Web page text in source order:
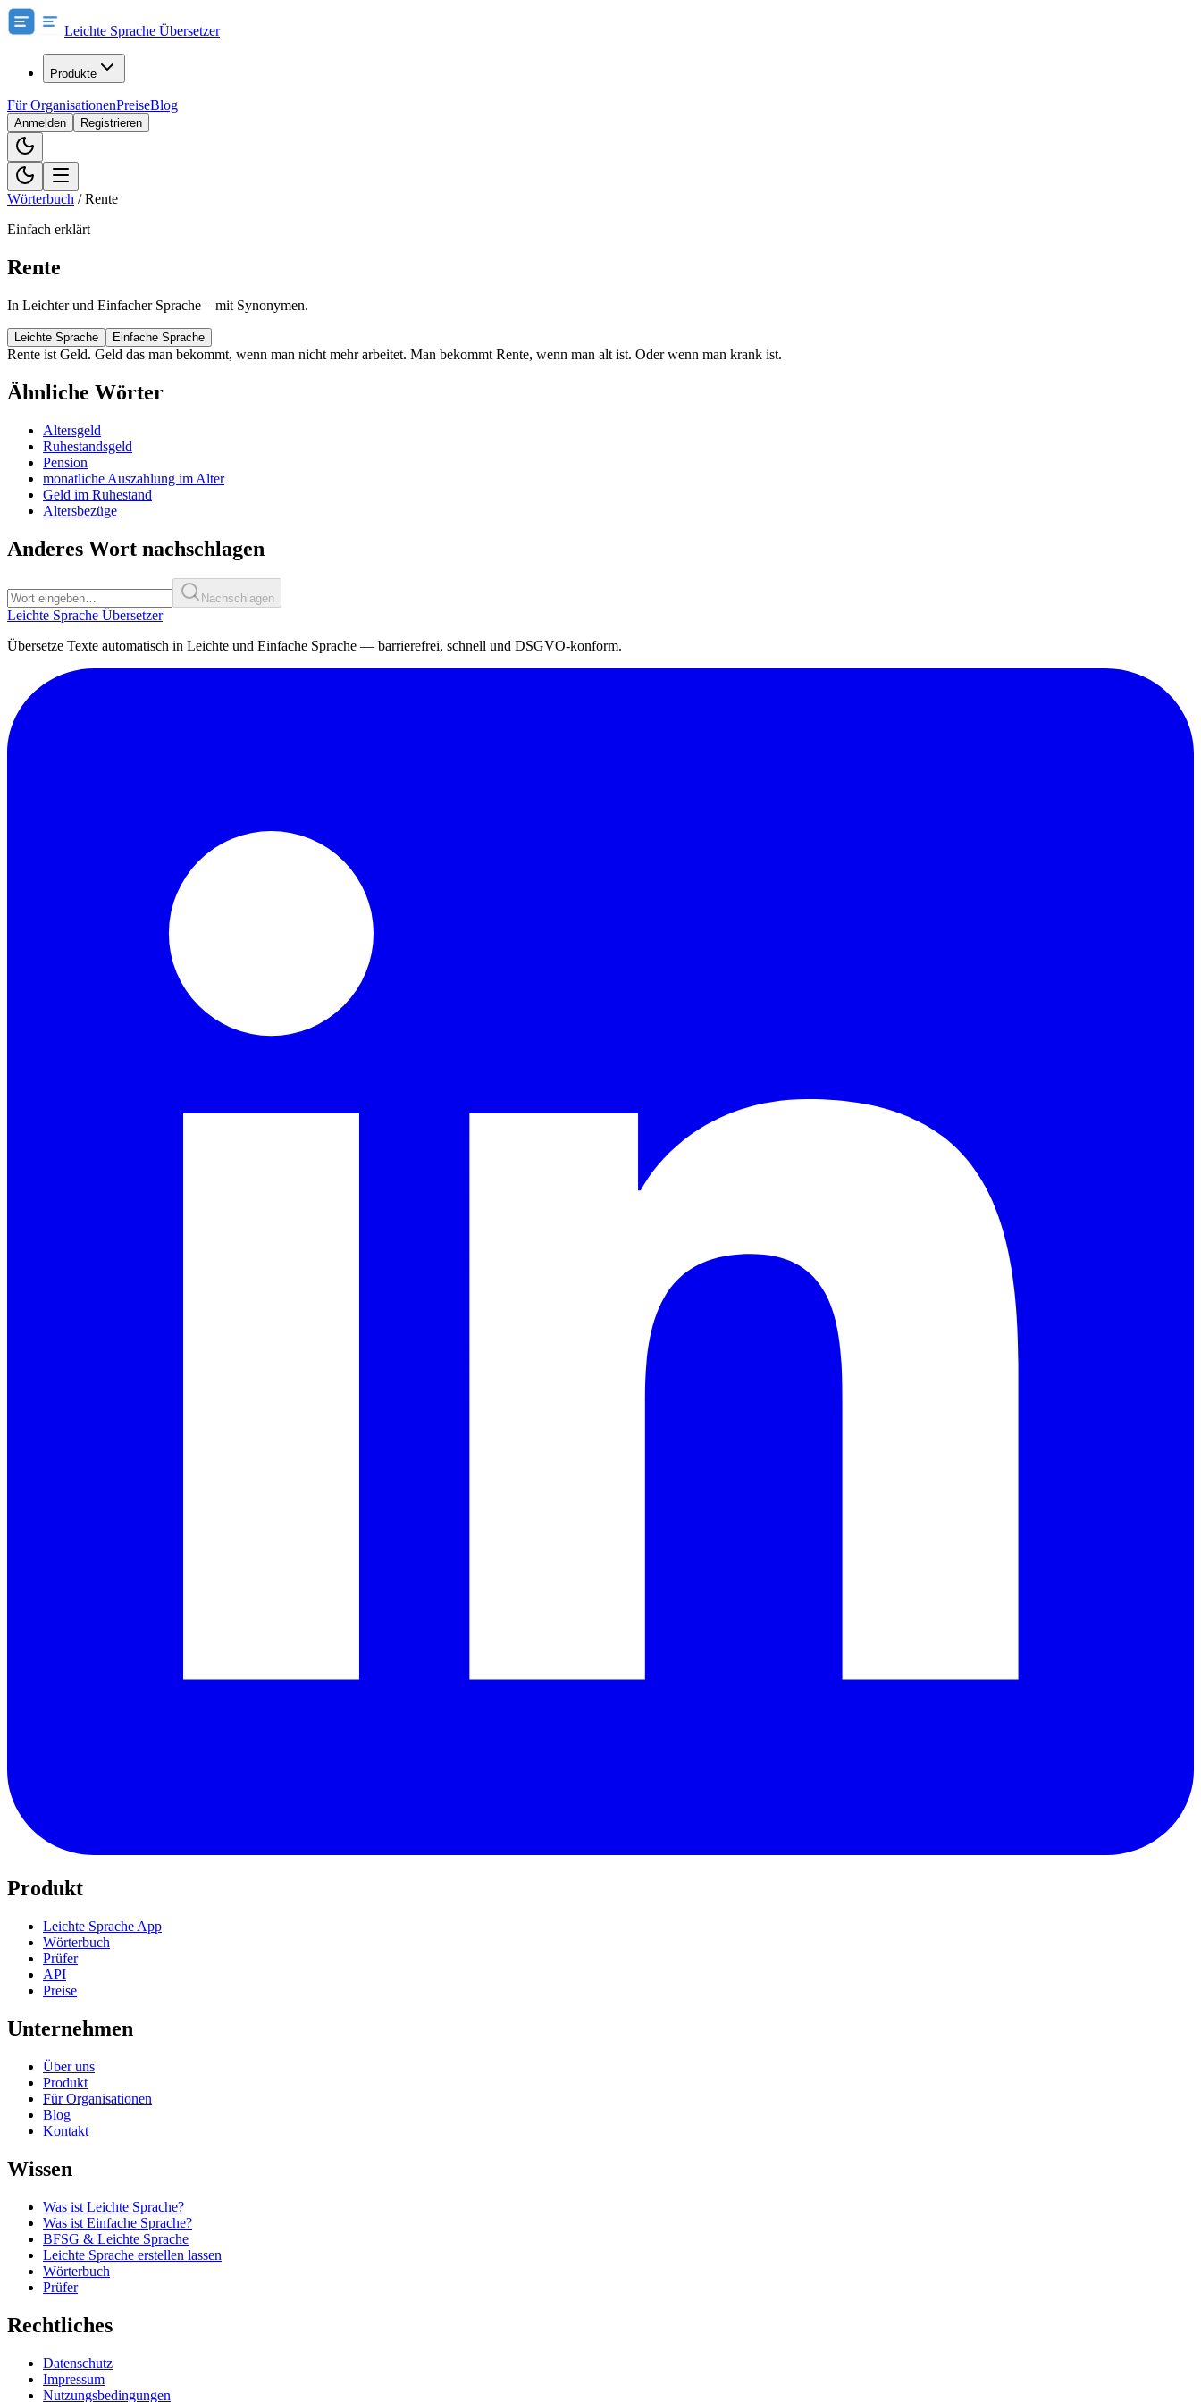
Leichte Sprache Übersetzer
Produkte
Für OrganisationenPreiseBlog
Anmelden Registrieren
Wörterbuch /Rente
Einfach erklärt
Rente
In Leichter und Einfacher Sprache – mit Synonymen.
Leichte Sprache Einfache Sprache
Rente ist Geld. Geld das man bekommt, wenn man nicht mehr arbeitet. Man bekommt Rente, wenn man alt ist. Oder wenn man krank ist.
Ähnliche Wörter
Altersgeld
Ruhestandsgeld
Pension
monatliche Auszahlung im Alter
Geld im Ruhestand
Altersbezüge
Anderes Wort nachschlagen
Nachschlagen
Leichte Sprache Übersetzer
Übersetze Texte automatisch in Leichte und Einfache Sprache — barrierefrei, schnell und DSGVO-konform.
Produkt
Leichte Sprache App
Wörterbuch
Prüfer
API
Preise
Unternehmen
Über uns
Produkt
Für Organisationen
Blog
Kontakt
Wissen
Was ist Leichte Sprache?
Was ist Einfache Sprache?
BFSG & Leichte Sprache
Leichte Sprache erstellen lassen
Wörterbuch
Prüfer
Rechtliches
Datenschutz
Impressum
Nutzungsbedingungen